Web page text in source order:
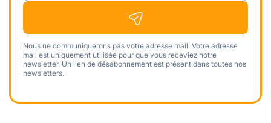
Nous ne communiquerons pas votre adresse mail. Votre adresse
mail est uniquement utilisée pour que vous receviez notre
newsletter. Un lien de désabonnement est présent dans toutes nos
newsletters.